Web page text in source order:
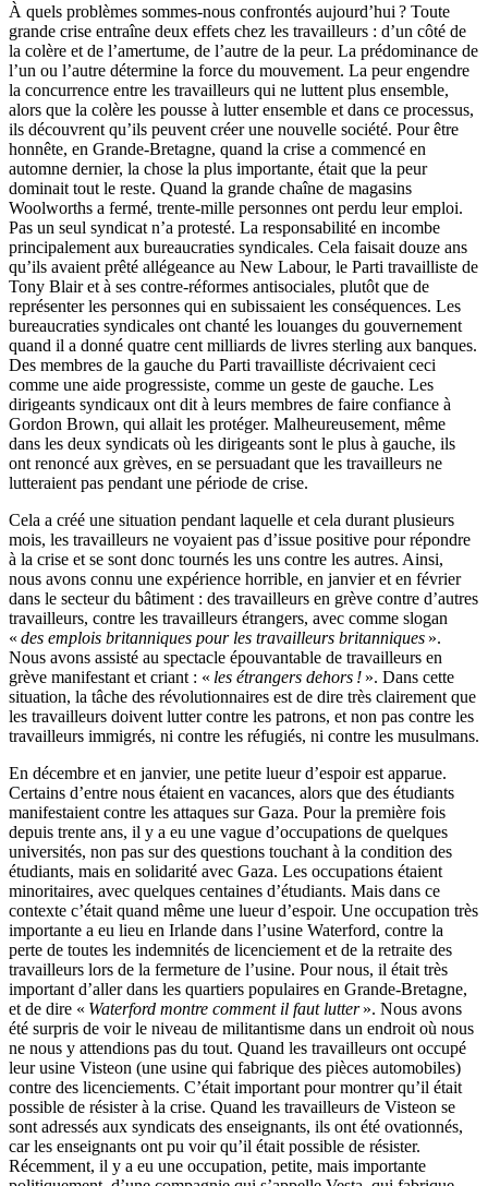
À quels problèmes sommes-nous confrontés aujourd’hui ? Toute
grande crise entraîne deux effets chez les travailleurs : d’un côté de
la colère et de l’amertume, de l’autre de la peur. La prédominance de
l’un ou l’autre détermine la force du mouvement. La peur engendre
la concurrence entre les travailleurs qui ne luttent plus ensemble,
alors que la colère les pousse à lutter ensemble et dans ce processus,
ils découvrent qu’ils peuvent créer une nouvelle société. Pour être
honnête, en Grande-Bretagne, quand la crise a commencé en
automne dernier, la chose la plus importante, était que la peur
dominait tout le reste. Quand la grande chaîne de magasins
Woolworths a fermé, trente-mille personnes ont perdu leur emploi.
Pas un seul syndicat n’a protesté. La responsabilité en incombe
principalement aux bureaucraties syndicales. Cela faisait douze ans
qu’ils avaient prêté allégeance au New Labour, le Parti travailliste de
Tony Blair et à ses contre-réformes antisociales, plutôt que de
représenter les personnes qui en subissaient les conséquences. Les
bureaucraties syndicales ont chanté les louanges du gouvernement
quand il a donné quatre cent milliards de livres sterling aux banques.
Des membres de la gauche du Parti travailliste décrivaient ceci
comme une aide progressiste, comme un geste de gauche. Les
dirigeants syndicaux ont dit à leurs membres de faire confiance à
Gordon Brown, qui allait les protéger. Malheureusement, même
dans les deux syndicats où les dirigeants sont le plus à gauche, ils
ont renoncé aux grèves, en se persuadant que les travailleurs ne
lutteraient pas pendant une période de crise.
Cela a créé une situation pendant laquelle et cela durant plusieurs
mois, les travailleurs ne voyaient pas d’issue positive pour répondre
à la crise et se sont donc tournés les uns contre les autres. Ainsi,
nous avons connu une expérience horrible, en janvier et en février
dans le secteur du bâtiment : des travailleurs en grève contre d’autres
travailleurs, contre les travailleurs étrangers, avec comme slogan
« des emplois britanniques pour les travailleurs britanniques ».
Nous avons assisté au spectacle épouvantable de travailleurs en
grève manifestant et criant : « les étrangers dehors ! ». Dans cette
situation, la tâche des révolutionnaires est de dire très clairement que
les travailleurs doivent lutter contre les patrons, et non pas contre les
travailleurs immigrés, ni contre les réfugiés, ni contre les musulmans.
En décembre et en janvier, une petite lueur d’espoir est apparue.
Certains d’entre nous étaient en vacances, alors que des étudiants
manifestaient contre les attaques sur Gaza. Pour la première fois
depuis trente ans, il y a eu une vague d’occupations de quelques
universités, non pas sur des questions touchant à la condition des
étudiants, mais en solidarité avec Gaza. Les occupations étaient
minoritaires, avec quelques centaines d’étudiants. Mais dans ce
contexte c’était quand même une lueur d’espoir. Une occupation très
importante a eu lieu en Irlande dans l’usine Waterford, contre la
perte de toutes les indemnités de licenciement et de la retraite des
travailleurs lors de la fermeture de l’usine. Pour nous, il était très
important d’aller dans les quartiers populaires en Grande-Bretagne,
et de dire « Waterford montre comment il faut lutter ». Nous avons
été surpris de voir le niveau de militantisme dans un endroit où nous
ne nous y attendions pas du tout. Quand les travailleurs ont occupé
leur usine Visteon (une usine qui fabrique des pièces automobiles)
contre des licenciements. C’était important pour montrer qu’il était
possible de résister à la crise. Quand les travailleurs de Visteon se
sont adressés aux syndicats des enseignants, ils ont été ovationnés,
car les enseignants ont pu voir qu’il était possible de résister.
Récemment, il y a eu une occupation, petite, mais importante